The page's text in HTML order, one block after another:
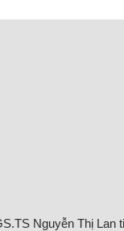
Nguyễn Thị Lan